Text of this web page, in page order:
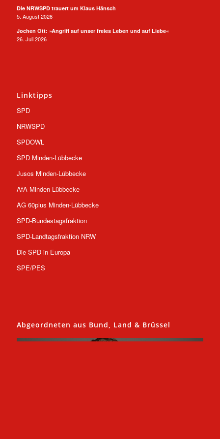
Die NRWSPD trauert um Klaus Hänsch
5. August 2026
Jochen Ott: »Angriff auf unser freies Leben und auf Liebe«
26. Juli 2026
Linktipps
SPD
NRWSPD
SPDOWL
SPD Minden-Lübbecke
Jusos Minden-Lübbecke
AfA Minden-Lübbecke
AG 60plus Minden-Lübbecke
SPD-Bundestagsfraktion
SPD-Landtagsfraktion NRW
Die SPD in Europa
SPE/PES
Abgeordneten aus Bund, Land & Brüssel